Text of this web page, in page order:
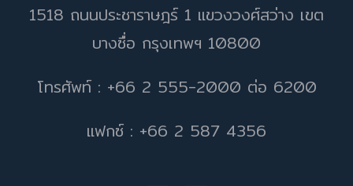
1518 ถนนประชาราษฎร์ 1 แขวงวงศ์สว่าง เขต
บางซื่อ กรุงเทพฯ 10800
โทรศัพท์ : +66 2 555-2000 ต่อ 6200
แฟกซ์ : +66 2 587 4356